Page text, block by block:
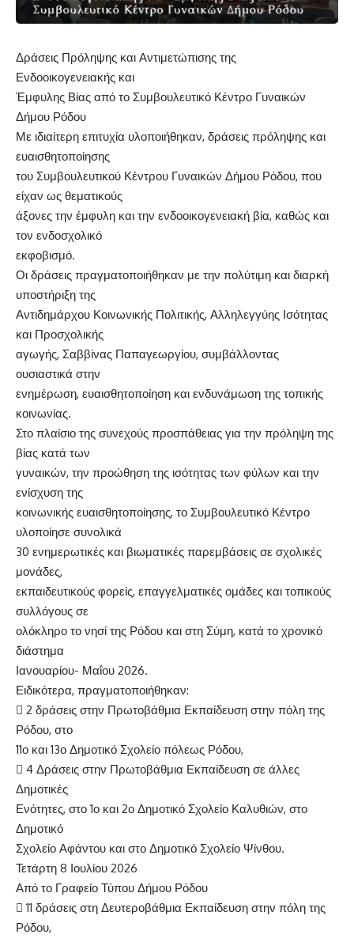
Δράσεις Πρόληψης και Αντιμετώπισης της
Ενδοοικογενειακής και
Έμφυλης Βίας από το Συμβουλευτικό Κέντρο Γυναικών
Δήμου Ρόδου
Με ιδιαίτερη επιτυχία υλοποιήθηκαν, δράσεις πρόληψης και
ευαισθητοποίησης
του Συμβουλευτικού Κέντρου Γυναικών Δήμου Ρόδου, που
είχαν ως θεματικούς
άξονες την έμφυλη και την ενδοοικογενειακή βία, καθώς και
τον ενδοσχολικό
εκφοβισμό.
Οι δράσεις πραγματοποιήθηκαν με την πολύτιμη και διαρκή
υποστήριξη της
Αντιδημάρχου Κοινωνικής Πολιτικής, Αλληλεγγύης Ισότητας
και Προσχολικής
αγωγής, Σαββίνας Παπαγεωργίου, συμβάλλοντας
ουσιαστικά στην
ενημέρωση, ευαισθητοποίηση και ενδυνάμωση της τοπικής
κοινωνίας.
Στο πλαίσιο της συνεχούς προσπάθειας για την πρόληψη της
βίας κατά των
γυναικών, την προώθηση της ισότητας των φύλων και την
ενίσχυση της
κοινωνικής ευαισθητοποίησης, το Συμβουλευτικό Κέντρο
υλοποίησε συνολικά
30 ενημερωτικές και βιωματικές παρεμβάσεις σε σχολικές
μονάδες,
εκπαιδευτικούς φορείς, επαγγελματικές ομάδες και τοπικούς
συλλόγους σε
ολόκληρο το νησί της Ρόδου και στη Σύμη, κατά το χρονικό
διάστημα
Ιανουαρίου- Μαΐου 2026.
Ειδικότερα, πραγματοποιήθηκαν:
 2 δράσεις στην Πρωτοβάθμια Εκπαίδευση στην πόλη της
Ρόδου, στο
11ο και 13ο Δημοτικό Σχολείο πόλεως Ρόδου,
 4 Δράσεις στην Πρωτοβάθμια Εκπαίδευση σε άλλες
Δημοτικές
Ενότητες, στο 1ο και 2ο Δημοτικό Σχολείο Καλυθιών, στο
Δημοτικό
Σχολείο Αφάντου και στο Δημοτικό Σχολείο Ψίνθου.
Τετάρτη 8 Ιουλίου 2026
Από το Γραφείο Τύπου Δήμου Ρόδου
 11 δράσεις στη Δευτεροβάθμια Εκπαίδευση στην πόλη της
Ρόδου,